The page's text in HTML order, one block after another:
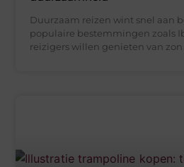
Duurzaam reizen wint snel aan
populaire bestemmingen zoals
reizigers willen genieten van zon